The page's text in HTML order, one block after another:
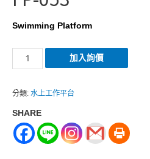
Swimming Platform
053
加入詢價
分類: 水上工作平台
SHARE